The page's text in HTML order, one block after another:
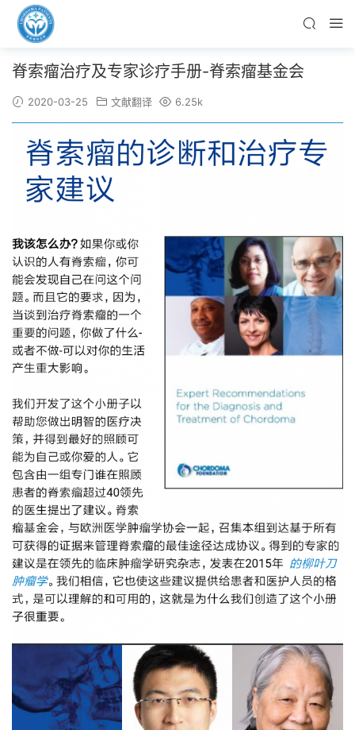
脊索瘤治疗及专家诊疗手册-脊索瘤基金会
2020-03-25 文献翻译 6.25k